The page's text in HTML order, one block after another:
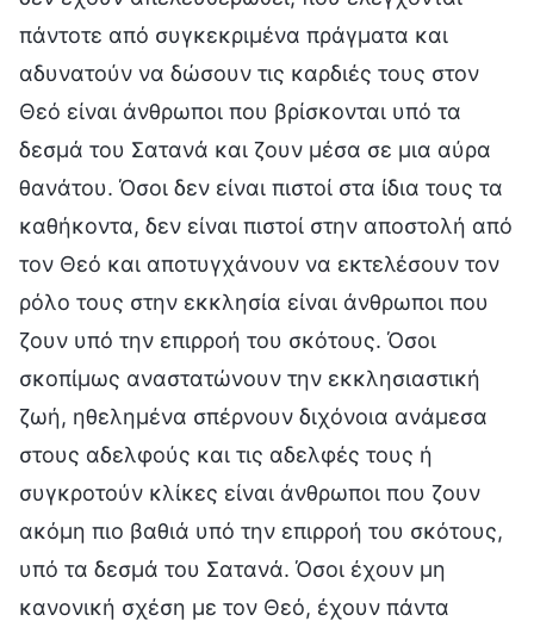
πάντοτε από συγκεκριμένα πράγματα και
αδυνατούν να δώσουν τις καρδιές τους στον
Θεό είναι άνθρωποι που βρίσκονται υπό τα
δεσμά του Σατανά και ζουν μέσα σε μια αύρα
θανάτου. Όσοι δεν είναι πιστοί στα ίδια τους τα
καθήκοντα, δεν είναι πιστοί στην αποστολή από
τον Θεό και αποτυγχάνουν να εκτελέσουν τον
ρόλο τους στην εκκλησία είναι άνθρωποι που
ζουν υπό την επιρροή του σκότους. Όσοι
σκοπίμως αναστατώνουν την εκκλησιαστική
ζωή, ηθελημένα σπέρνουν διχόνοια ανάμεσα
στους αδελφούς και τις αδελφές τους ή
συγκροτούν κλίκες είναι άνθρωποι που ζουν
ακόμη πιο βαθιά υπό την επιρροή του σκότους,
υπό τα δεσμά του Σατανά. Όσοι έχουν μη
κανονική σχέση με τον Θεό, έχουν πάντα